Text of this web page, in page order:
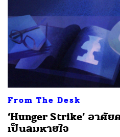
From The Desk
‘Hunger Strike’ อาศั
เป็นลมหายใจ